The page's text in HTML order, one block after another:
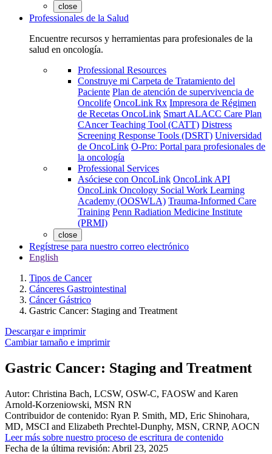
close
Professionales de la Salud
Encuentre recursos y herramientas para profesionales de la
salud en oncología.
Professional Resources
Construye mi Carpeta de Tratamiento del
Paciente Plan de atención de supervivencia de
Oncolife OncoLink Rx Impresora de Régimen
de Recetas OncoLink Smart ALACC Care Plan
CAncer Teaching Tool (CATT) Distress
Screening Response Tools (DSRT) Universidad
de OncoLink O-Pro: Portal para profesionales de
la oncología
Professional Services
Asóciese con OncoLink OncoLink API
OncoLink Oncology Social Work Learning
Academy (OOSWLA) Trauma-Informed Care
Training Penn Radiation Medicine Institute
(PRMI)
close
Regístrese para nuestro correo electrónico
English
Tipos de Cancer
Cánceres Gastrointestinal
Cáncer Gástrico
Gastric Cancer: Staging and Treatment
Descargar e imprimir
Cambiar tamaño e imprimir
Gastric Cancer: Staging and Treatment
Autor: Christina Bach, LCSW, OSW-C, FAOSW and Karen
Arnold-Korzeniowski, MSN RN
Contribuidor de contenido: Ryan P. Smith, MD, Eric Shinohara,
MD, MSCI and Elizabeth Prechtel-Dunphy, MSN, CRNP, AOCN
Leer más sobre nuestro proceso de escritura de contenido
Fecha de la última revisión: Abril 23, 2025